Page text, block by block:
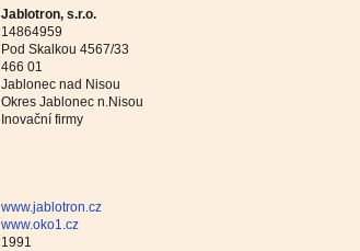
Jablotron, s.r.o.
14864959
Pod Skalkou 4567/33
466 01
Jablonec nad Nisou
Okres Jablonec n.Nisou
Inovační firmy
www.jablotron.cz
www.oko1.cz
1991